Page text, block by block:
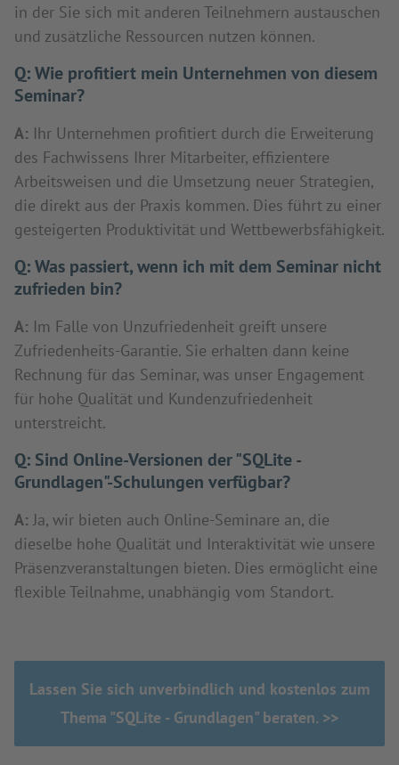
in der Sie sich mit anderen Teilnehmern austauschen
und zusätzliche Ressourcen nutzen können.
Q:Wie profitiert mein Unternehmen von diesem
Seminar?
A: Ihr Unternehmen profitiert durch die Erweiterung
des Fachwissens Ihrer Mitarbeiter, effizientere
Arbeitsweisen und die Umsetzung neuer Strategien,
die direkt aus der Praxis kommen. Dies führt zu einer
gesteigerten Produktivität und Wettbewerbsfähigkeit.
Q:Was passiert, wenn ich mit dem Seminar nicht
zufrieden bin?
A: Im Falle von Unzufriedenheit greift unsere
Zufriedenheits-Garantie. Sie erhalten dann keine
Rechnung für das Seminar, was unser Engagement
für hohe Qualität und Kundenzufriedenheit
unterstreicht.
Q: Sind Online-Versionen der "SQLite -
Grundlagen"-Schulungen verfügbar?
A: Ja, wir bieten auch Online-Seminare an, die
dieselbe hohe Qualität und Interaktivität wie unsere
Präsenzveranstaltungen bieten. Dies ermöglicht eine
flexible Teilnahme, unabhängig vom Standort.
Lassen Sie sich unverbindlich und kostenlos zum
Thema "SQLite - Grundlagen" beraten. >>